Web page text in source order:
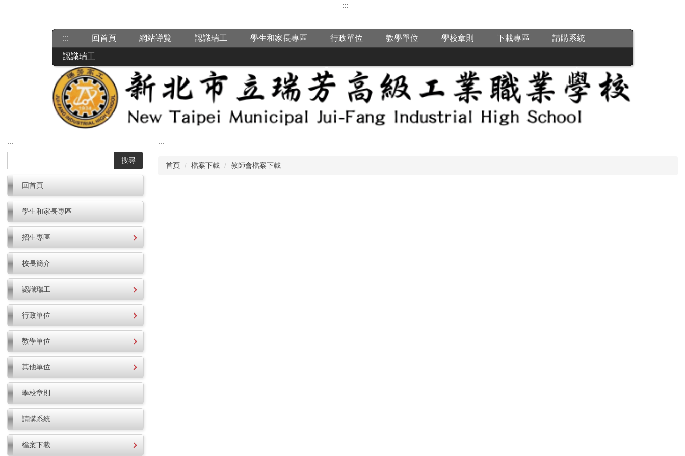
:::
::: 回首頁 網站導覽 認識瑞工 學生和家長專區 行政單位 教學單位 學校章則 下載專區 請購系統
認識瑞工
:::
搜尋
回首頁
學生和家長專區
招生專區
校長簡介
認識瑞工
行政單位
教學單位
其他單位
學校章則
請購系統
檔案下載
:::
首頁 檔案下載 教師會檔案下載